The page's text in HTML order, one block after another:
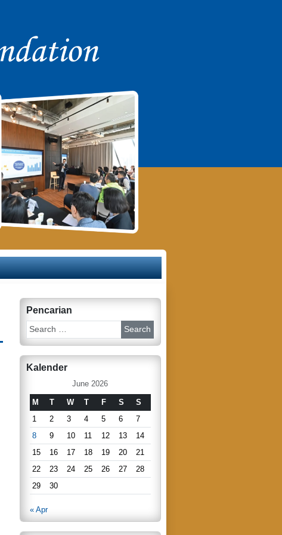
Pencarian
S
e
a
cKalender
June 2026
M T W T F S
S
1
2 3 4 5 6
7
8
9 10 11 12 13
14
15
16 17 18 19 20
21
22
23 24 25 26 27
28
29
30
« Apr